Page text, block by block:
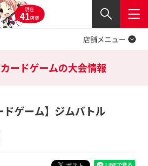
現在
41店舗 閉じる
店舗メニュー
ードゲームの大会情報
ドゲーム】ジムバトル